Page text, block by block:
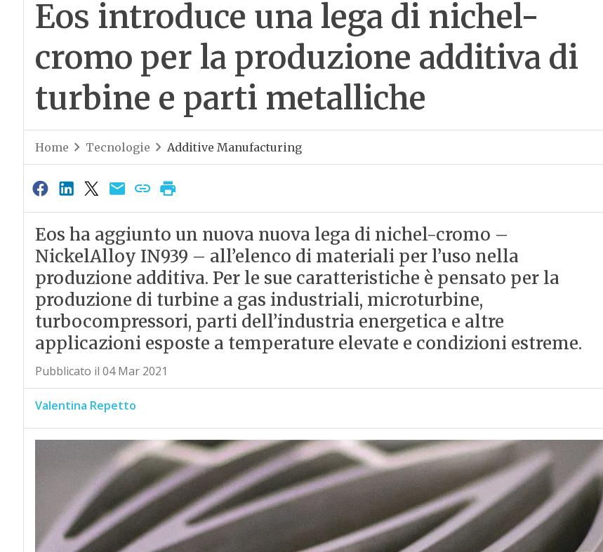
Eos introduce una lega di nichel-
cromo per la produzione additiva di
turbine e parti metalliche
Home Tecnologie Additive Manufacturing
Eos ha aggiunto un nuova nuova lega di nichel-cromo –
NickelAlloy IN939 – all’elenco di materiali per l’uso nella
produzione additiva. Per le sue caratteristiche è pensato per la
produzione di turbine a gas industriali, microturbine,
turbocompressori, parti dell’industria energetica e altre
applicazioni esposte a temperature elevate e condizioni estreme.
Pubblicato il 04 Mar 2021
Valentina Repetto